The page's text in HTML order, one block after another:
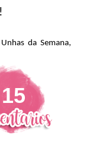
Unhas da Semana,
15